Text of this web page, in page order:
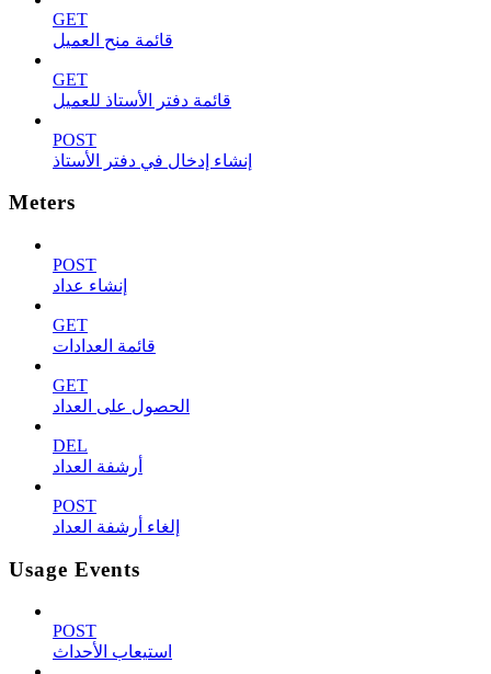
GET
قائمة منح العميل
GET
قائمة دفتر الأستاذ للعميل
POST
إنشاء إدخال في دفتر الأستاذ
Meters
POST
إنشاء عداد
GET
قائمة العدادات
GET
الحصول على العداد
DEL
أرشفة العداد
POST
إلغاء أرشفة العداد
Usage Events
POST
استيعاب الأحداث